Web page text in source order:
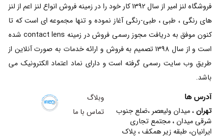
فروشگاه لنز امیر از سال 1392 کار خود را در زمینه فروش انواع لنز اعم از لنز
های رنگی ، طبی ، طبی-رنگی آغاز نموده و تنها مجموعه ای است که تا
کنون موفق به دریافت مجوز رسمی فروش در زمینه contact lens شده
است و از سال 1398 تصمیم به فروش و ارائه خدمات به صورت آنلاین از
طریق وب سایت رسمی گرفته است و دارای نماد اعتماد الکترونیک می
باشد.
آدرس ها
تهران ، میدان ولیعصر ،ضلع جنوب
شرقی میدان ، مجتمع تجاری
ایرانیان، طبقه زیر همکف ، پلاک
وبلاگ
تماس با ما